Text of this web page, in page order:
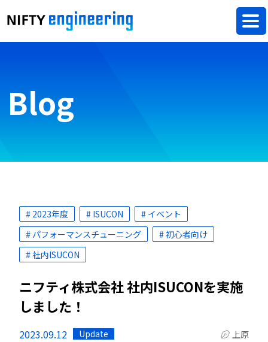
Blog
# 2023年度 # ISUCON
# イベント
# パフォーマンスチューニング
# 初心者向け
# 社内ISUCON
ニフティ株式会社 社内ISUCONを実施
しました！
2023.09.12 Update 上原